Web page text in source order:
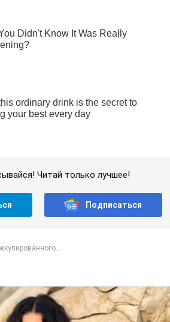
Читай только лучшее!
Подписаться